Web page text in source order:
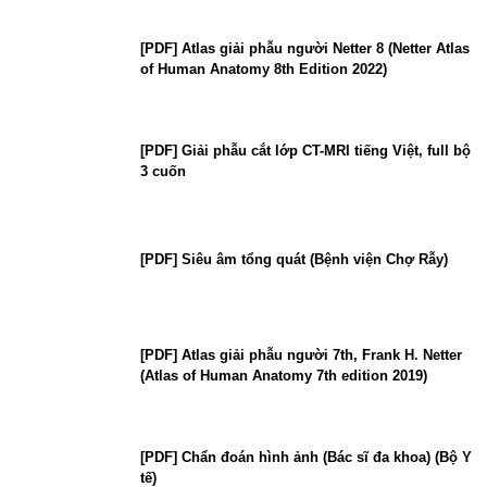
[PDF] Atlas giải phẫu người Netter 8 (Netter Atlas
of Human Anatomy 8th Edition 2022)
[PDF] Giải phẫu cắt lớp CT-MRI tiếng Việt, full bộ
3 cuốn
[PDF] Siêu âm tổng quát (Bệnh viện Chợ Rẫy)
[PDF] Atlas giải phẫu người 7th, Frank H. Netter
(Atlas of Human Anatomy 7th edition 2019)
[PDF] Chẩn đoán hình ảnh (Bác sĩ đa khoa) (Bộ Y
tế)